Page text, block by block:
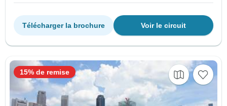
Voir le circuit
Télécharger la brochure
15% de remise